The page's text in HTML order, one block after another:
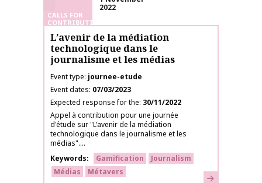
CALLS FOR
CONTRIBUTIONS
2022
L’avenir de la médiation
technologique dans le
journalisme et les médias
Event type journee-etude
Event dates 07/03/2023
Expected response for the 30/11/2022
Appel à contribution pour une journée
d'étude sur "L’avenir de la médiation
technologique dans le journalisme et les
médias"....
Keywords
Gamification
Journalism
Médias
Métavers Learn more